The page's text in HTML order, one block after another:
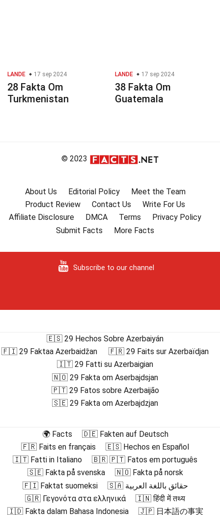
LANDE 17 sep 2024
28 Fakta Om
Turkmenistan
LANDE 17 sep 2024
38 Fakta Om
Guatemala
© 2023
About Us Editorial Policy
Meet the Team
Product Review
Contact Us
Write For Us
Affiliate Disclosure
DMCA Terms
Privacy Policy
Submit Facts
More Facts
Subscribe to our channel
🇪🇸 29 Hechos Sobre Azerbaiyán
🇫🇮 29 Faktaa Azerbaidžan
🇫🇷 29 Faits sur Azerbaïdjan
🇮🇹 29 Fatti su Azerbaigian
🇳🇴 29 Fakta om Aserbajdsjan
🇵🇹 29 Fatos sobre Azerbaijão
🇸🇪 29 Fakta om Azerbajdzjan
🌍 Facts
🇩🇪 Fakten auf Deutsch
🇫🇷 Faits en français
🇪🇸 Hechos en Español
🇮🇹 Fatti in Italiano
🇧🇷 🇵🇹 Fatos em português
🇸🇪 Fakta på svenska
🇳🇴 Fakta på norsk
🇫🇮 Faktat suomeksi
🇸🇦 حقائق باللغة العربية
🇬🇷 Γεγονότα στα ελληνικά
🇮🇳 हिंदी में तथ्य
🇮🇩 Fakta dalam Bahasa Indonesia
🇯🇵 日本語の事実